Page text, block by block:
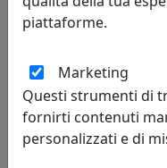
Arti e Mestieri
piattaforme.
Marketing
Questi strumenti di
fornirti contenuti
personalizzati e di